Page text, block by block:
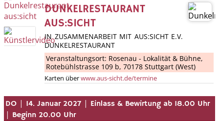
DUNKELRESTAURANT
AUS:SICHT
IN ZUSAMMENARBEIT MIT AUS:SICHT E.V.
DUNKELRESTAURANT
Veranstaltungsort: Rosenau - Lokalität & Bühne,
Rotebühlstrasse 109 b, 70178 Stuttgart (West)
Karten überwww.aus-sicht.de/termine
DO | 14. Januar 2027 | Einlass & Bewirtung ab 18.00 Uhr
| Beginn 20.00 Uhr